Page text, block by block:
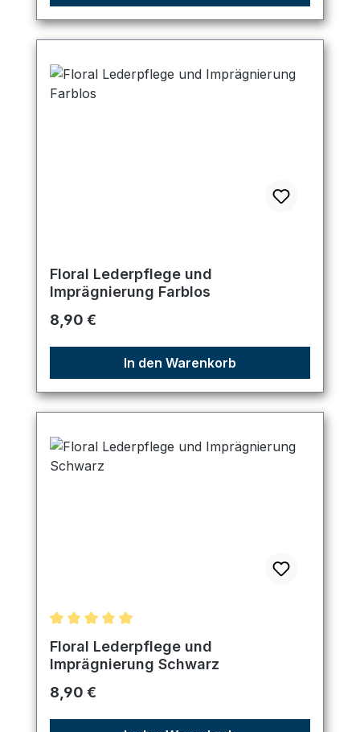
Floral Lederpflege und
Imprägnierung Farblos
Regulärer Preis:
8,90 €
In den Warenkorb
Durchschnittliche Bewertung von 5 von 5 Sternen
Floral Lederpflege und
Imprägnierung Schwarz
Regulärer Preis:
8,90 €